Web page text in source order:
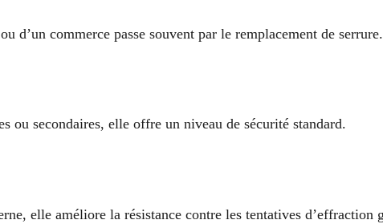
d’un commerce passe souvent par le remplacement de
ou secondaires, elle offre un niveau de sécurité standard.
elle améliore la résistance contre les tentatives d’effraction